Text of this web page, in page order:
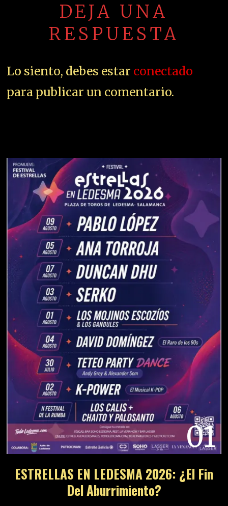
DEJA UNA
RESPUESTA
Lo siento, debes estar conectado
para publicar un comentario.
01
ESTRELLAS EN LEDESMA 2026: ¿El Fin
Del Aburrimiento?